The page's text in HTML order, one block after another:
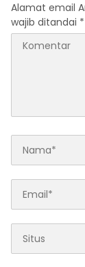
Alamat email
wajib ditandai *